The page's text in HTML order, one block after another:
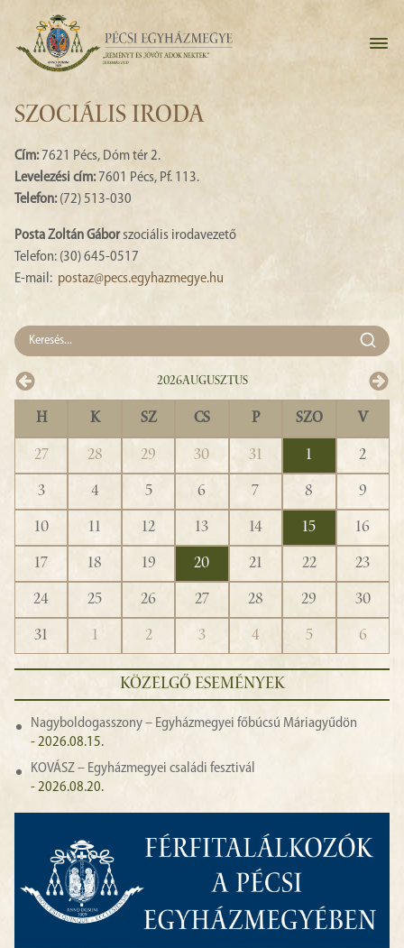
SZOCIÁLIS IRODA
Cím:7621 Pécs, Dóm tér 2.
Levelezési cím:7601 Pécs, Pf. 113.
Telefon:(72) 513-030
Posta Zoltán Gáborszociális irodavezető
Telefon: (30) 645-0517
E-mail: postaz@pecs.egyhazmegye.hu
2026Augusztus
H K SZ CS P SZO V
27 28 29 30 31 1
2
3
4 5 6 7 8
9
10
11 12 13 14 15
16
17
18 19 20 21 22
23
24
25 26 27 28 29
30
31
1 2 3 4 5 6
KÖZELGŐ ESEMÉNYEK
Nagyboldogasszony – Egyházmegyei főbúcsú Máriagyűdön
- 2026.08.15.
KOVÁSZ – Egyházmegyei családi fesztivál
- 2026.08.20.